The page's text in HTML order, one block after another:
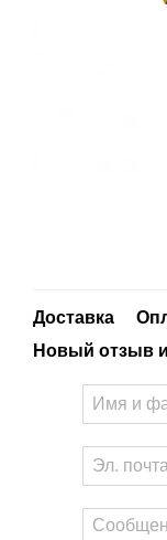
Доставка
Новый отзыв